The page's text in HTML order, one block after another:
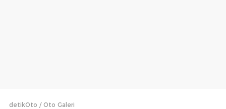
detikOto Oto Galeri